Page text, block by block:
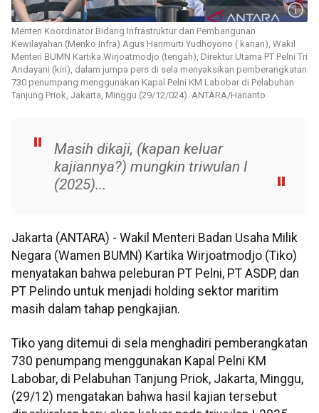
Menteri Koordinator Bidang Infrastruktur dan Pembangunan
Kewilayahan (Menko Infra) Agus Harimurti Yudhoyono ( kanan), Wakil
Menteri BUMN Kartika Wirjoatmodjo (tengah), Direktur Utama PT Pelni Tri
Andayani (kiri), dalam jumpa pers di sela menyaksikan pemberangkatan
730 penumpang menggunakan Kapal Pelni KM Labobar di Pelabuhan
Tanjung Priok, Jakarta, Minggu (29/12/024). ANTARA/Harianto
Masih dikaji, (kapan keluar
kajiannya?) mungkin triwulan I
(2025)...
Jakarta (ANTARA) - Wakil Menteri Badan Usaha Milik
Negara (Wamen BUMN) Kartika Wirjoatmodjo (Tiko)
menyatakan bahwa peleburan PT Pelni, PT ASDP, dan
PT Pelindo untuk menjadi holding sektor maritim
masih dalam tahap pengkajian.
Tiko yang ditemui di sela menghadiri pemberangkatan
730 penumpang menggunakan Kapal Pelni KM
Labobar, di Pelabuhan Tanjung Priok, Jakarta, Minggu,
(29/12) mengatakan bahwa hasil kajian tersebut